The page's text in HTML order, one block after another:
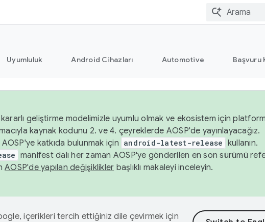
Uyumluluk Android Cihazları Automotive Başvuru
geliştirme modelimizle uyumlu olmak ve ekosistem için platform
kaynak kodunu 2. ve 4. çeyreklerde AOSP'de yayınlayacağız.
katkıda bulunmak için android-latest-release kullanın.
manifest dalı her zaman AOSP'ye gönderilen en son sürümü
AOSP'de yapılan değişiklikler başlıklı makaleyi inceleyin.
içerikleri tercih ettiğiniz dile çevirmek için